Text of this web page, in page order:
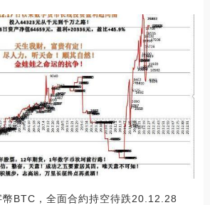
幣BTC，全面合約持空待跌20.12.28